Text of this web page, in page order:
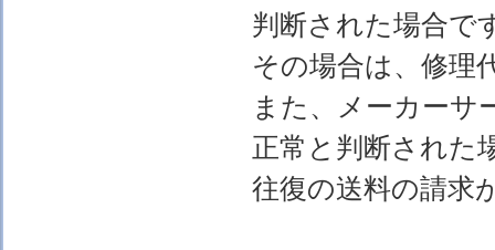
判断された場合で
その場合は、修理
また、メーカーサ
正常と判断された
往復の送料の請求